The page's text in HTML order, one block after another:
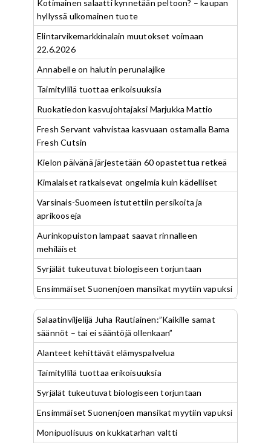
Kotimainen salaatti kynnetään peltoon? – kaupan
hyllyssä ulkomainen tuote
Elintarvikemarkkinalain muutokset voimaan
22.6.2026
Annabelle on halutin perunalajike
Taimityllilä tuottaa erikoisuuksia
Ruokatiedon kasvujohtajaksi Marjukka Mattio
Fresh Servant vahvistaa kasvuaan ostamalla Bama
Fresh Cutsin
Kielon päivänä järjestetään 60 opastettua retkeä
Kimalaiset ratkaisevat ongelmia kuin kädelliset
Varsinais-Suomeen istutettiin persikoita ja
aprikooseja
Aurinkopuiston lampaat saavat rinnalleen
mehiläiset
Syrjälät tukeutuvat biologiseen torjuntaan
Ensimmäiset Suonenjoen mansikat myytiin vapuksi
Salaatinviljelijä Juha Rautiainen:”Kaikille samat
säännöt – tai ei sääntöjä ollenkaan”
Alanteet kehittävät elämyspalvelua
Taimityllilä tuottaa erikoisuuksia
Syrjälät tukeutuvat biologiseen torjuntaan
Ensimmäiset Suonenjoen mansikat myytiin vapuksi
Monipuolisuus on kukkatarhan valtti